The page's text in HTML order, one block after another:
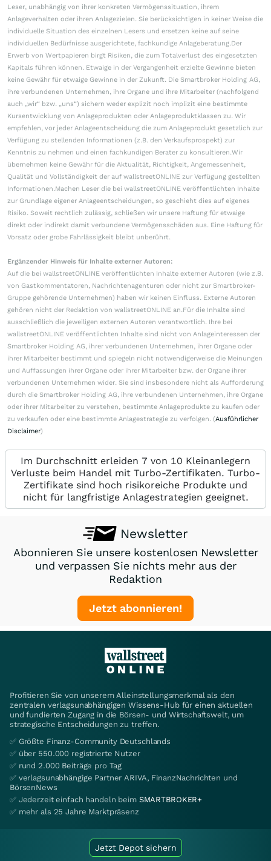
Leser, unabhängig von ihrer konkreten Vermögenssituation, ihrem
Anlageverhalten oder ihren Anlagezielen. Sie berücksichtigen in keiner Weise die
individuelle Situation des einzelnen Lesers und ersetzen keine auf seine
individuellen Bedürfnisse ausgerichtete, fachkundige Anlageberatung.Der
Erwerb von Wertpapieren birgt Risiken, die zum Totalverlust des eingesetzten
Kapitals führen können. Etwaige in der Vergangenheit erzielte Gewinne bieten
keine Gewähr für etwaige Gewinne in der Zukunft. Die Smartbroker Holding AG,
ihre verbundenen Unternehmen, ihre Organe und ihre Mitarbeiter (nachfolgend
auch „wir“ bzw. „uns“) sichern weder explizit noch implizit eine bestimmte
Kursentwicklung von Anlageprodukten oder Anlageproduktklassen zu. Wir
empfehlen, vor jeder Anlageentscheidung die zum Anlageprodukt gesetzlich zur
Verfügung zu stellenden Informationen (z.B. den Verkaufsprospekt) zur
Kenntnis zu nehmen und einen fachkundigen Berater zu konsultieren.Wir
übernehmen keine Gewähr für die Aktualität, Richtigkeit, Angemessenheit,
Qualität und Vollständigkeit der auf wallstreetONLINE zur Verfügung gestellten
Informationen.Machen Leser die bei wallstreetONLINE veröffentlichten Inhalte
zur Grundlage eigener Anlageentscheidungen, so geschieht dies auf eigenes
Risiko. Soweit rechtlich zulässig, schließen wir unsere Haftung für etwaige
direkt oder indirekt damit verbundene Vermögensschäden aus. Eine Haftung für
Vorsatz oder grobe Fahrlässigkeit bleibt unberührt.
Ergänzender Hinweis für Inhalte externer Autoren:
Auf die bei wallstreetONLINE veröffentlichten Inhalte externer Autoren (wie z.B.
von Gastkommentatoren, Nachrichtenagenturen oder nicht zur Smartbroker-
Gruppe gehörende Unternehmen) haben wir keinen Einfluss. Externe Autoren
gehören nicht der Redaktion von wallstreetONLINE an.Für die Inhalte sind
ausschließlich die jeweiligen externen Autoren verantwortlich. Ihre bei
wallstreetONLINE veröffentlichten Inhalte sind nicht von Anlageinteressen der
Smartbroker Holding AG, ihrer verbundenen Unternehmen, ihrer Organe oder
ihrer Mitarbeiter bestimmt und spiegeln nicht notwendigerweise die Meinungen
und Auffassungen ihrer Organe oder ihrer Mitarbeiter bzw. der Organe ihrer
verbundenen Unternehmen wider. Sie sind insbesondere nicht als Aufforderung
durch die Smartbroker Holding AG, ihre verbundenen Unternehmen, ihre Organe
oder ihrer Mitarbeiter zu verstehen, bestimmte Anlageprodukte zu kaufen oder
zu verkaufen oder eine bestimmte Anlagestrategie zu verfolgen. (Ausführlicher
Disclaimer)
Im Durchschnitt erleiden 7 von 10 Kleinanlegern
Verluste beim Handel mit Turbo-Zertifikaten. Turbo-
Zertifikate sind hoch risikoreiche Produkte und
nicht für langfristige Anlagestrategien geeignet.
Newsletter
Abonnieren Sie unsere kostenlosen Newsletter
und verpassen Sie nichts mehr aus der
Redaktion
Jetzt abonnieren!
Profitieren Sie von unserem Alleinstellungsmerkmal als den
zentralen verlagsunabhängigen Wissens-Hub für einen aktuellen
und fundierten Zugang in die Börsen- und Wirtschaftswelt, um
strategische Entscheidungen zu treffen.
✅ Größte Finanz-Community Deutschlands
✅ über 550.000 registrierte Nutzer
✅ rund 2.000 Beiträge pro Tag
✅ verlagsunabhängige Partner ARIVA, FinanzNachrichten und
BörsenNews
✅ Jederzeit einfach handeln beim SMARTBROKER+
✅ mehr als 25 Jahre Marktpräsenz
Jetzt Depot sichern